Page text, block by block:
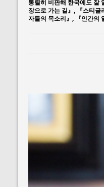
통렬히 비판해 한국에도 잘
장으로 가는 길』, 『스티
자들의 목소리』, 『인간의